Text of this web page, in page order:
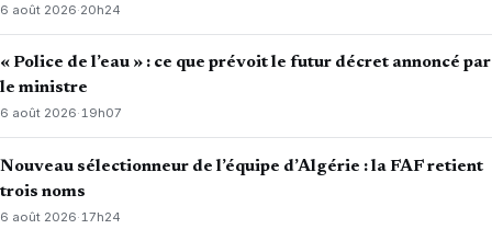
6 août 2026·20h24
« Police de l’eau » : ce que prévoit le futur décret annoncé par
le ministre
6 août 2026·19h07
Nouveau sélectionneur de l’équipe d’Algérie : la FAF retient
trois noms
6 août 2026· 17h24